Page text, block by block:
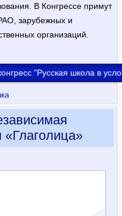
В Конгрессе примут
зарубежных и
организаций.
"Русская школа в
«Глаголица»